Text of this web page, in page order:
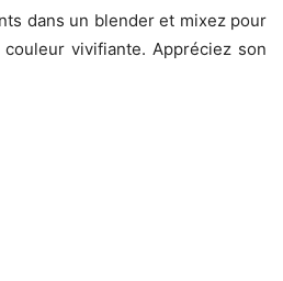
dans un blender et mixez pour
vivifiante. Appréciez son